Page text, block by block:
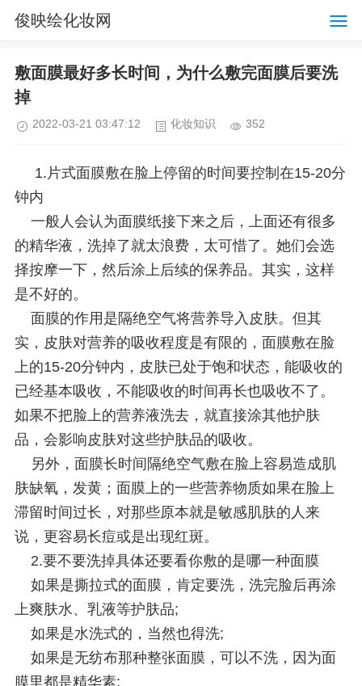
俊映绘化妆网
敷面膜最好多长时间，为什么敷完面膜后要洗
掉
2022-03-21 03:47:12 化妆知识 352
1.片式面膜敷在脸上停留的时间要控制在15-20分
钟内
一般人会认为面膜纸接下来之后，上面还有很多
的精华液，洗掉了就太浪费，太可惜了。她们会选
择按摩一下，然后涂上后续的保养品。其实，这样
是不好的。
面膜的作用是隔绝空气将营养导入皮肤。但其
实，皮肤对营养的吸收程度是有限的，面膜敷在脸
上的15-20分钟内，皮肤已处于饱和状态，能吸收的
已经基本吸收，不能吸收的时间再长也吸收不了。
如果不把脸上的营养液洗去，就直接涂其他护肤
品，会影响皮肤对这些护肤品的吸收。
另外，面膜长时间隔绝空气敷在脸上容易造成肌
肤缺氧，发黄；面膜上的一些营养物质如果在脸上
滞留时间过长，对那些原本就是敏感肌肤的人来
说，更容易长痘或是出现红斑。
2.要不要洗掉具体还要看你敷的是哪一种面膜
如果是撕拉式的面膜，肯定要洗，洗完脸后再涂
上爽肤水、乳液等护肤品;
如果是水洗式的，当然也得洗;
如果是无纺布那种整张面膜，可以不洗，因为面
膜里都是精华素;